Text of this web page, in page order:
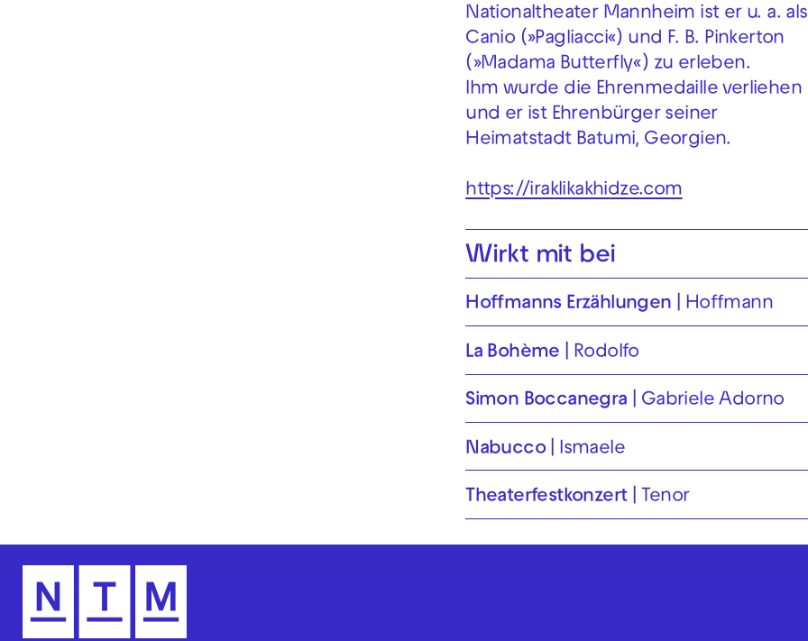
Nationaltheater Mannheim ist er u. a. als
Canio (»Pagliacci«) und F. B. Pinkerton
(»Madama Butterfly«) zu erleben.
Ihm wurde die Ehrenmedaille verliehen
und er ist Ehrenbürger seiner
Heimatstadt Batumi, Georgien.
https://iraklikakhidze.com
Wirkt mit bei
Hoffmanns Erzählungen Hoffmann
La Bohème Rodolfo
Simon Boccanegra Gabriele Adorno
Nabucco Ismaele
Theaterfest­konzert Tenor